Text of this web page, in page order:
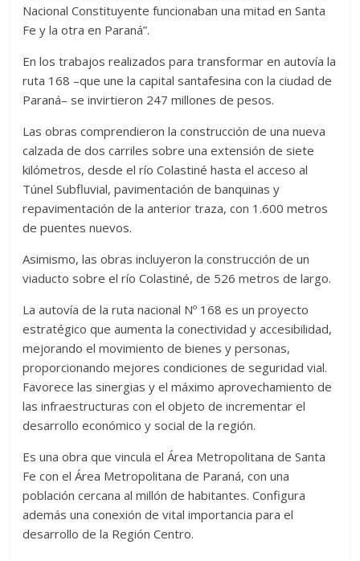
Nacional Constituyente funcionaban una mitad en Santa
Fe y la otra en Paraná”.
En los trabajos realizados para transformar en autovía la
ruta 168 –que une la capital santafesina con la ciudad de
Paraná– se invirtieron 247 millones de pesos.
Las obras comprendieron la construcción de una nueva
calzada de dos carriles sobre una extensión de siete
kilómetros, desde el río Colastiné hasta el acceso al
Túnel Subfluvial, pavimentación de banquinas y
repavimentación de la anterior traza, con 1.600 metros
de puentes nuevos.
Asimismo, las obras incluyeron la construcción de un
viaducto sobre el río Colastiné, de 526 metros de largo.
La autovía de la ruta nacional Nº 168 es un proyecto
estratégico que aumenta la conectividad y accesibilidad,
mejorando el movimiento de bienes y personas,
proporcionando mejores condiciones de seguridad vial.
Favorece las sinergias y el máximo aprovechamiento de
las infraestructuras con el objeto de incrementar el
desarrollo económico y social de la región.
Es una obra que vincula el Área Metropolitana de Santa
Fe con el Área Metropolitana de Paraná, con una
población cercana al millón de habitantes. Configura
además una conexión de vital importancia para el
desarrollo de la Región Centro.